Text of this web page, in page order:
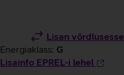
Lisan võrdlusesse
Energiaklass: G
Lisainfo EPREL-i lehel